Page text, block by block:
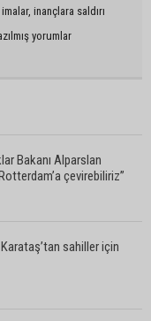
inançlara saldırı
yorumlar
Bakanı Alparslan
çevirebiliriz”
sahiller için